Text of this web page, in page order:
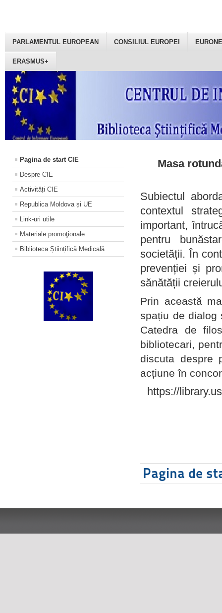
PARLAMENTUL EUROPEAN CONSILIUL EUROPEI
ERASMUS+
Pagina de start CIE
Despre CIE
Activități CIE
Republica Moldova și UE
Link-uri utile
Materiale promoţionale
Biblioteca Științifică Medicală
Masa
Subiectul
contextul
important,
pentru
societății. În
prevenției și
sănătății
Prin această
spațiu de dialog
Catedra de
bibliotecari,
discuta despre
acțiune în
https://
Pagina de